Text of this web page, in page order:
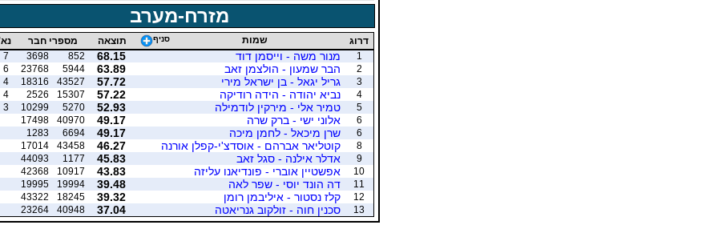
מזרח-מערב
דרוג שמות סניף תוצאה מספרי חבר
1
מנור משה - וייסמן דוד 68.15
852
3698
7
2
הבר שמעון - הולצמן זאב 63.89
5944
23768
6
3
גריל יגאל - בן ישראל מירי 57.72
43527
18316
4
4
נביא יהודה - הידה רודיקה 57.22
15307
2526
4
5
טמיר אלי - מירקין לודמילה 52.93
5270
10299
3
6
אלוני ישי - ברק שרה 49.17
40970
17498
6
שרן מיכאל - לחמן מיכה 49.17
6694
1283
8
קוטליאר אברהם - אוסדצ'י-קפלן אורנה 46.27
43458
17014
9
אדלר אילנה - סגל זאב 45.83
1177
44093
10
אפשטיין אוברי - פונדיאנו עליזה 43.83
10917
42368
11
דה הונד יוסי - שפר לאה 39.48
19994
19995
12
קלז נסטור - איליבמן רומן 39.32
18245
43322
13
סכנין חוה - זולקוב גנריאטה 37.04
40948
23264